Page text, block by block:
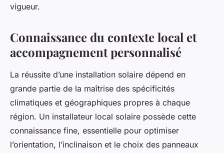
vigueur.
Connaissance du contexte local et
accompagnement personnalisé
La réussite d’une installation solaire dépend en
grande partie de la maîtrise des spécificités
climatiques et géographiques propres à chaque
région. Un installateur local solaire possède cette
connaissance fine, essentielle pour optimiser
l’orientation, l’inclinaison et le choix des panneaux